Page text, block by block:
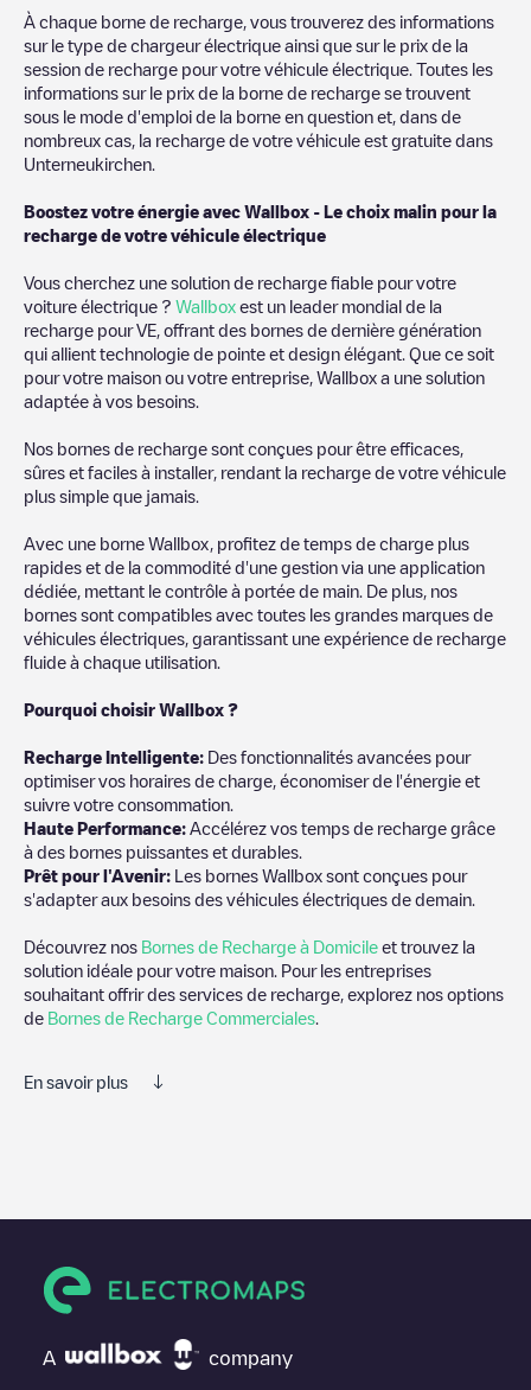
À chaque borne de recharge, vous trouverez des informations
sur le type de chargeur électrique ainsi que sur le prix de la
session de recharge pour votre véhicule électrique. Toutes les
informations sur le prix de la borne de recharge se trouvent
sous le mode d'emploi de la borne en question et, dans de
nombreux cas, la recharge de votre véhicule est gratuite dans
Unterneukirchen
Boostez votre énergie avec Wallbox - Le choix malin pour la
recharge de votre véhicule électrique
Vous cherchez une solution de recharge fiable pour votre
voiture électrique ? Wallbox est un leader mondial de la
recharge pour VE, offrant des bornes de dernière génération
qui allient technologie de pointe et design élégant. Que ce soit
pour votre maison ou votre entreprise, Wallbox a une solution
adaptée à vos besoins.
Nos bornes de recharge sont conçues pour être efficaces,
sûres et faciles à installer, rendant la recharge de votre véhicule
plus simple que jamais.
Avec une borne Wallbox, profitez de temps de charge plus
rapides et de la commodité d'une gestion via une application
dédiée, mettant le contrôle à portée de main. De plus, nos
bornes sont compatibles avec toutes les grandes marques de
véhicules électriques, garantissant une expérience de recharge
fluide à chaque utilisation.
Pourquoi choisir Wallbox ?
Recharge Intelligente: Des fonctionnalités avancées pour
optimiser vos horaires de charge, économiser de l'énergie et
suivre votre consommation.
Haute Performance: Accélérez vos temps de recharge grâce
à des bornes puissantes et durables.
Prêt pour l'Avenir: Les bornes Wallbox sont conçues pour
s'adapter aux besoins des véhicules électriques de demain.
Découvrez nos Bornes de Recharge à Domicile et trouvez la
solution idéale pour votre maison. Pour les entreprises
souhaitant offrir des services de recharge, explorez nos options
de Bornes de Recharge Commerciales
En savoir plus
charge et fournissent des informations utiles pour créer la
meilleure expérience possible pour les conducteurs de véhicules
Les avis des conducteurs de véhicules électriques sont très
A company